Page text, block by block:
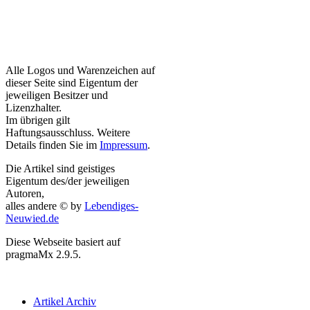
Alle Logos und Warenzeichen auf
dieser Seite sind Eigentum der
jeweiligen Besitzer und
Lizenzhalter.
Im übrigen gilt
Haftungsausschluss. Weitere
Details finden Sie im Impressum.
Die Artikel sind geistiges
Eigentum des/der jeweiligen
Autoren,
alles andere © by Lebendiges-
Neuwied.de
Diese Webseite basiert auf
pragmaMx 2.9.5.
Artikel Archiv